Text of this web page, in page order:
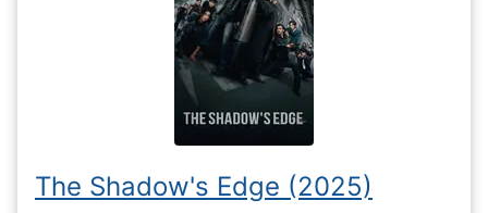
The Shadow's Edge (2025)